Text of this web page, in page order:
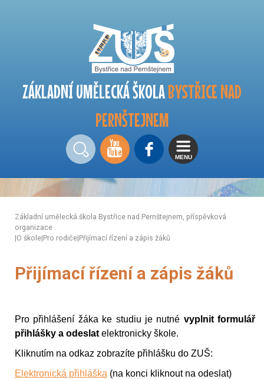
ZÁKLADNÍ UMĚLECKÁ ŠKOLABYSTŘICE NAD
PERNŠTEJNEM
MENU
Základní umělecká škola Bystřice nad Pernštejnem, příspěvková
organizace
|O škole|Pro rodiče|Přijímací řízení a zápis žáků
Přijímací řízení a zápis žáků
Pro přihlášení žáka ke studiu je nutné vyplnit formulář
přihlášky a odeslat elektronicky škole.
Kliknutím na odkaz zobrazíte přihlášku do ZUŠ:
Elektronická přihláška (na konci kliknout na odeslat)